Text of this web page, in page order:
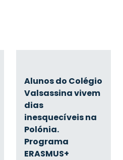
Alunos do Colégio
Valsassina vivem
dias
inesquecíveis na
Polónia.
Programa
ERASMUS+